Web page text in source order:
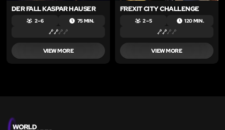
DER FALL KASPAR HAUSER
2 – 6 75 MIN.
VIEW MORE
FREXIT CITY CHALLENGE
2 – 5 120 MIN.
VIEW MORE